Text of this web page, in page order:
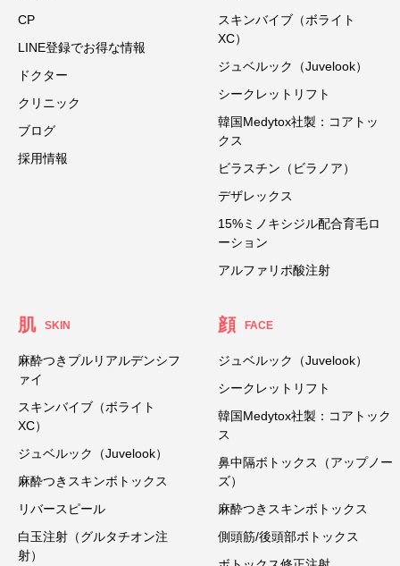
CP
LINE登録でお得な情報
ドクター
クリニック
ブログ
採用情報
スキンバイブ（ボライト
XC）
ジュベルック（Juvelook）
シークレットリフト
韓国Medytox社製：コアトッ
クス
ビラスチン（ビラノア）
デザレックス
15%ミノキシジル配合育毛ロ
ーション
アルファリポ酸注射
肌 SKIN
麻酔つきプルリアルデンシフ
ァイ
スキンバイブ（ボライト
XC）
ジュベルック（Juvelook）
麻酔つきスキンボトックス
リバースピール
白玉注射（グルタチオン注
射）
顔 FACE
ジュベルック（Juvelook）
シークレットリフト
韓国Medytox社製：コアトック
ス
鼻中隔ボトックス（アップノー
ズ）
麻酔つきスキンボトックス
側頭筋/後頭部ボトックス